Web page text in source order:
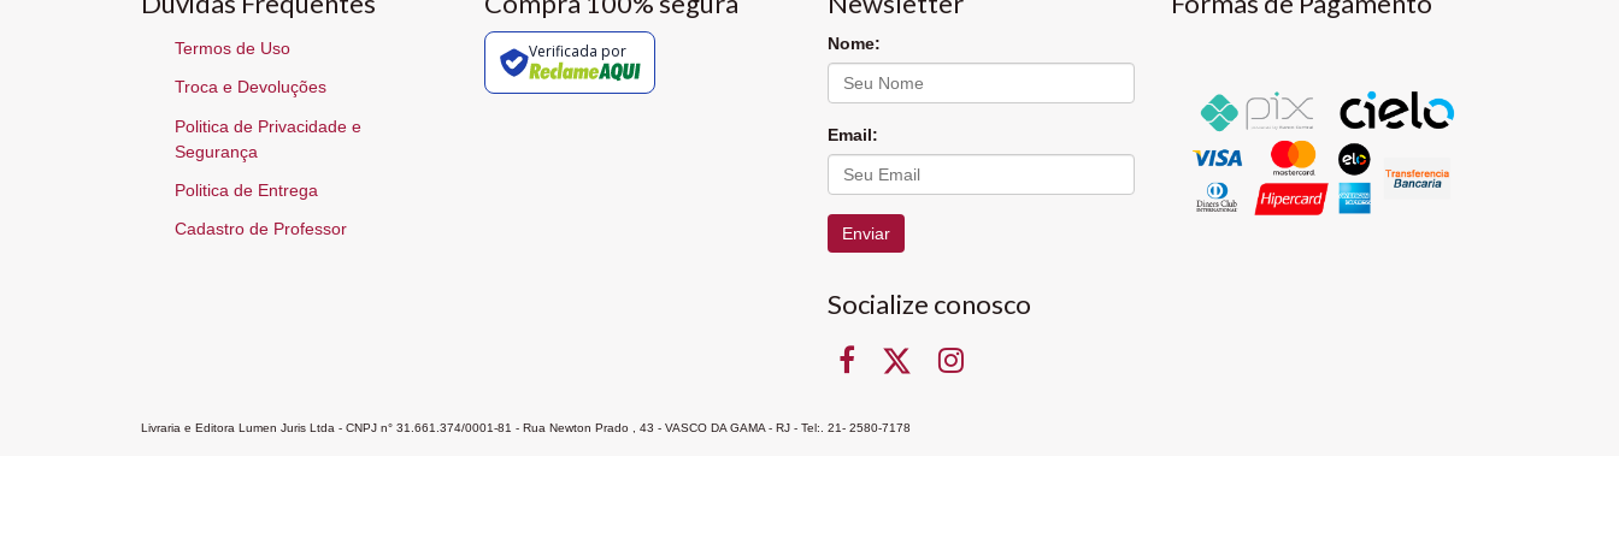
Termos de Uso
Troca e Devoluções
Politica de Privacidade e
Segurança
Politica de Entrega
Cadastro de Professor
Verificada por Nome:
Email:
Enviar
Socialize conosco
Livraria e Editora Lumen Juris Ltda - CNPJ n° 31.661.374/0001-81 - Rua Newton Prado , 43 - VASCO DA GAMA - RJ - Tel:. 21- 2580-7178